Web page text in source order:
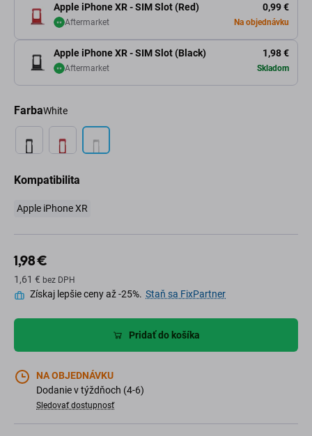
Apple iPhone XR - SIM Slot (Red) 0,99 €
Aftermarket Na objednávku
Apple iPhone XR - SIM Slot (Black) 1,98 €
Aftermarket Skladom
FarbaWhite
Kompatibilita
Apple iPhone XR
1,98 €
1,61 € bez DPH
Získaj lepšie ceny až -25%. Staň sa FixPartner
Pridať do košíka
NA OBJEDNÁVKU
Dodanie v týždňoch (4-6)
Sledovať dostupnosť